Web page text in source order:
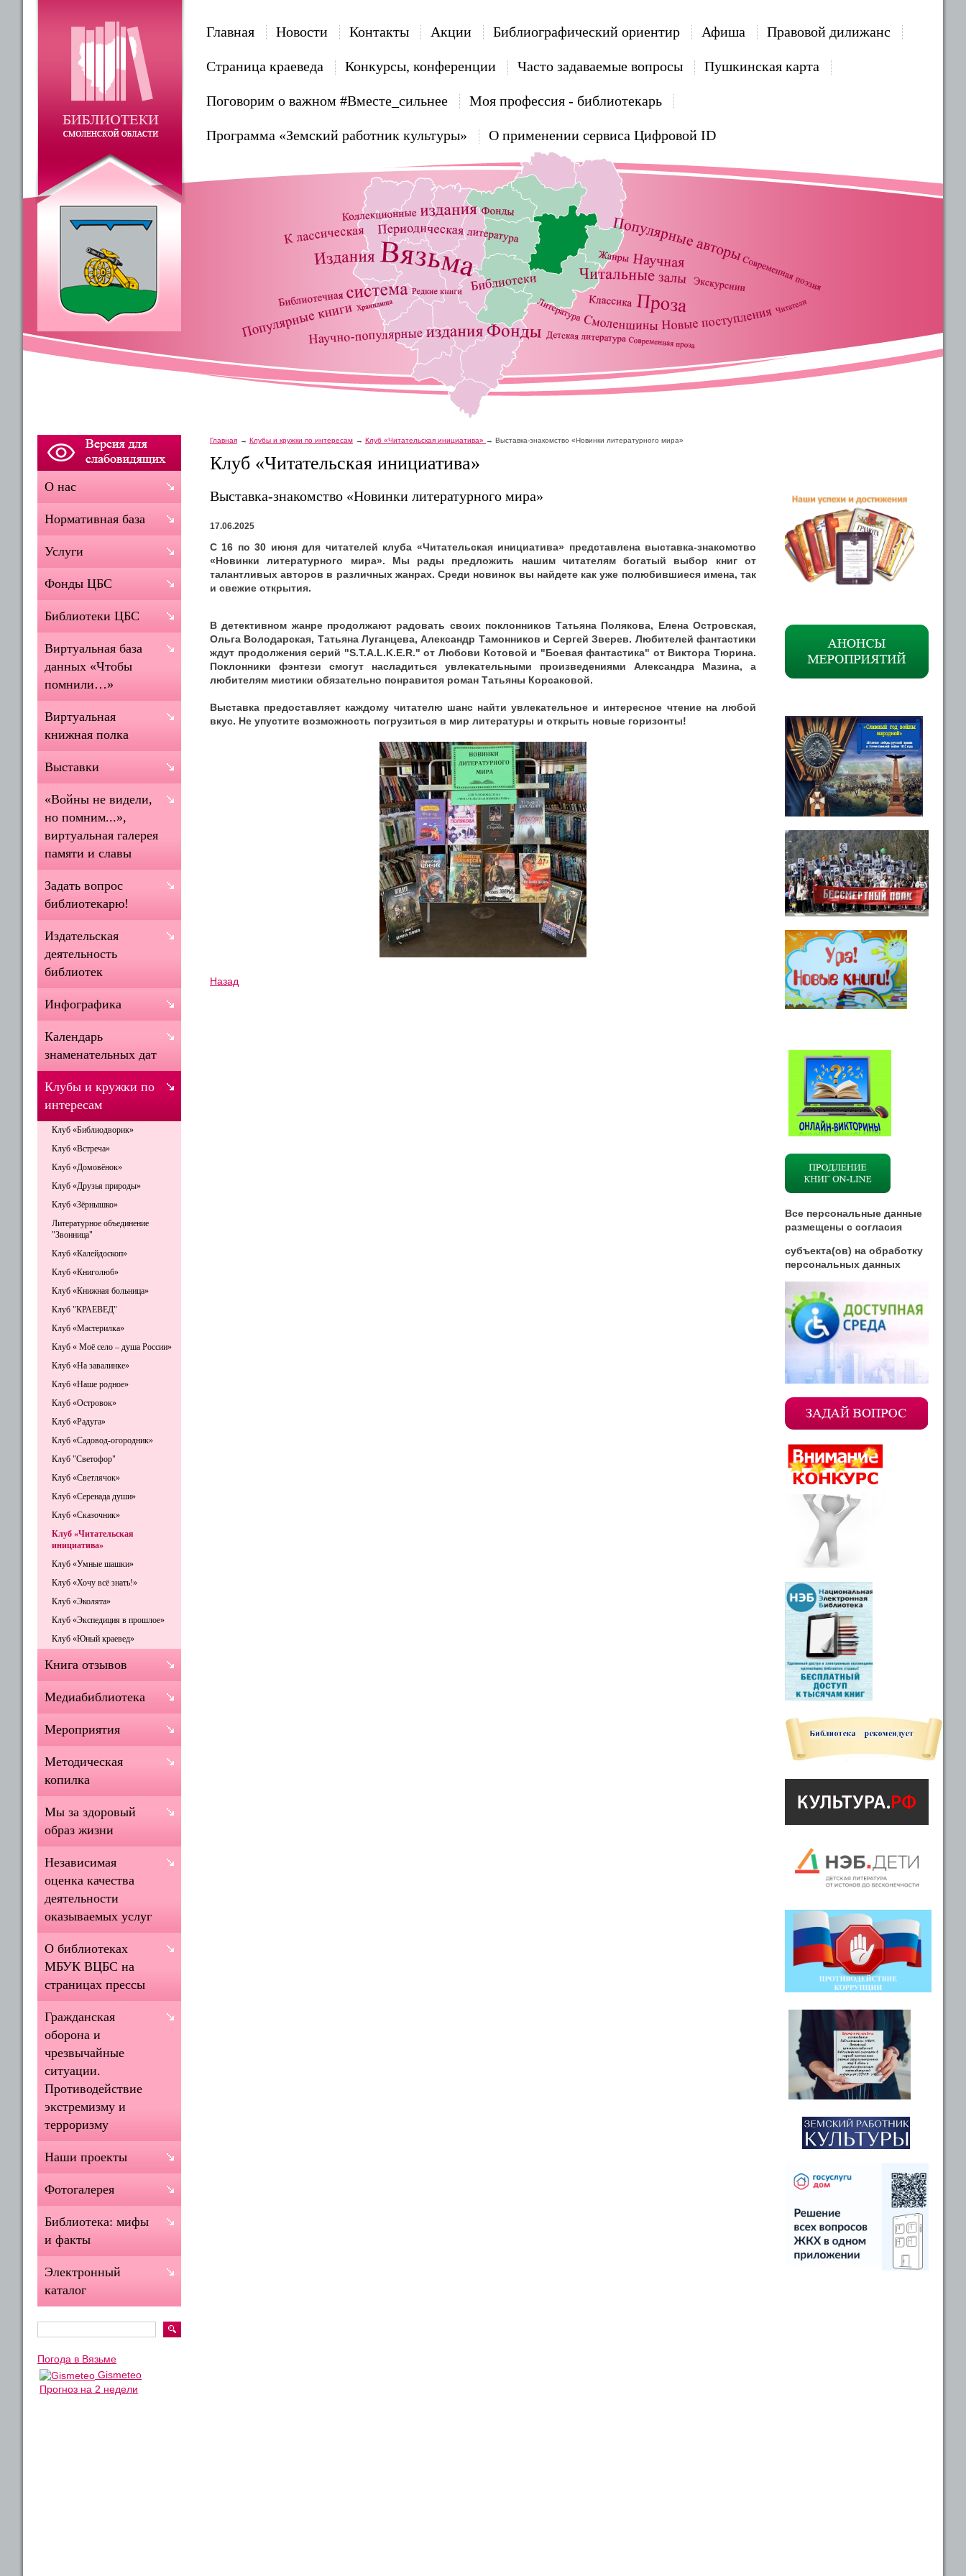
Главная Новости Контакты Акции Библиографический ориентир Афиша Правовой дилижанс
Страница краеведа Конкурсы, конференции Часто задаваемые вопросы Пушкинская карта
Поговорим о важном #Вместе_сильнее Моя профессия - библиотекарь
Программа «Земский работник культуры» О применении сервиса Цифровой ID
Главная Клубы и кружки по интересам Клуб «Читательская инициатива» Выставка-знакомство «Новинки литературного мира»
Клуб «Читательская инициатива»
Выставка-знакомство «Новинки литературного мира»
17.06.2025
С 16 по 30 июня для читателей клуба «Читательская инициатива» представлена выставка-знакомство
«Новинки литературного мира». Мы рады предложить нашим читателям богатый выбор книг от
талантливых авторов в различных жанрах. Среди новинок вы найдете как уже полюбившиеся имена, так
и свежие открытия.
В детективном жанре продолжают радовать своих поклонников Татьяна Полякова, Елена Островская,
Ольга Володарская, Татьяна Луганцева, Александр Тамонников и Сергей Зверев. Любителей фантастики
ждут продолжения серий "S.T.A.L.K.E.R." от Любови Котовой и "Боевая фантастика" от Виктора Тюрина.
Поклонники фэнтези смогут насладиться увлекательными произведениями Александра Мазина, а
любителям мистики обязательно понравится роман Татьяны Корсаковой.
Выставка предоставляет каждому читателю шанс найти увлекательное и интересное чтение на любой
вкус. Не упустите возможность погрузиться в мир литературы и открыть новые горизонты!
Назад
О нас
Нормативная база
Услуги
Фонды ЦБС
Библиотеки ЦБС
Виртуальная база
данных «Чтобы
помнили…»
Виртуальная
книжная полка
Выставки
«Войны не видели,
но помним...»,
виртуальная галерея
памяти и славы
Задать вопрос
библиотекарю!
Издательская
деятельность
библиотек
Инфографика
Календарь
знаменательных дат
Клубы и кружки по
интересам
Клуб «Библиодворик»
Клуб «Встреча»
Клуб «Домовёнок»
Клуб «Друзья природы»
Клуб «Зёрнышко»
Литературное объединение
"Звонница"
Клуб «Калейдоскоп»
Клуб «Книголюб»
Клуб «Книжная больница»
Клуб "КРАЕВЕД"
Клуб «Мастерилка»
Клуб « Моё село – душа России»
Клуб «На завалинке»
Клуб «Наше родное»
Клуб «Островок»
Клуб «Радуга»
Клуб «Садовод-огородник»
Клуб "Светофор"
Клуб «Светлячок»
Клуб «Серенада души»
Клуб «Сказочник»
Клуб «Читательская
инициатива»
Клуб «Умные шашки»
Клуб «Хочу всё знать!»
Клуб «Эколята»
Клуб «Экспедиция в прошлое»
Клуб «Юный краевед»
Книга отзывов
Медиабиблиотека
Мероприятия
Методическая
копилка
Мы за здоровый
образ жизни
Независимая
оценка качества
деятельности
оказываемых услуг
О библиотеках
МБУК ВЦБС на
страницах прессы
Гражданская
оборона и
чрезвычайные
ситуации.
Противодействие
экстремизму и
терроризму
Наши проекты
Фотогалерея
Библиотека: мифы
и факты
Электронный
каталог
Погода в Вязьме
Gismeteo
Прогноз на 2 недели
Все персональные данные
размещены с согласия
субъекта(ов) на обработку
персональных данных